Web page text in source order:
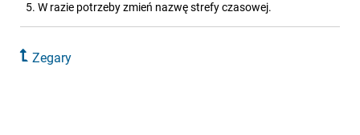
W razie potrzeby zmień nazwę strefy czasowej.
Zegary